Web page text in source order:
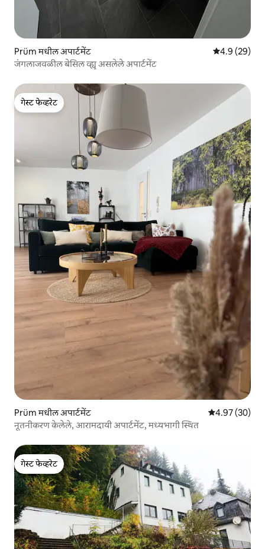
Prüm मधील अपार्टमेंट 5 पैकी 4.9
4.9 (29)
जंगलाजवळील बेसिल व्ह्यू असलेले अपार्टमेंट
गेस्ट फेव्हरेट
गेस्ट फेव्हरेट
Prüm मधील अपार्टमेंट 5 पैकी 4.97
4.97 (30)
नूतनीकरण केलेले, आरामदायी अपार्टमेंट, मध्यभागी स्थित
गेस्ट फेव्हरेट
गेस्ट फेव्हरेट